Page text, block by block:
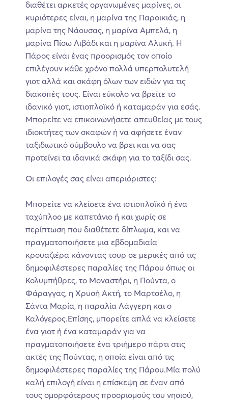
διαθέτει αρκετές οργανωμένες μαρίνες, οι
κυριότερες είναι, η μαρίνα της Παροικιάς, η
μαρίνα της Νάουσας, η μαρίνα Αμπελά, η
μαρίνα Πίσω Λιβάδι και η μαρίνα Αλυκή. Η
Πάρος είναι ένας προορισμός τον οποίο
επιλέγουν κάθε χρόνο πολλά υπερπολυτελή
γιοτ αλλά και σκάφη όλων των ειδών για τις
διακοπές τους. Είναι εύκολο να βρείτε το
ιδανικό γιοτ, ιστιοπλοϊκό ή καταμαράν για εσάς.
Μπορείτε να επικοινωνήσετε απευθείας με τους
ιδιοκτήτες των σκαφών ή να αφήσετε έναν
ταξιδιωτικό σύμβουλο να βρει και να σας
προτείνει τα ιδανικά σκάφη για το ταξίδι σας.
Οι επιλογές σας είναι απεριόριστες:
Μπορείτε να κλείσετε ένα ιστιοπλοϊκό ή ένα
ταχύπλοο με καπετάνιο ή και χωρίς σε
περίπτωση που διαθέτετε δίπλωμα, και να
πραγματοποιήσετε μια εβδομαδιαία
κρουαζιέρα κάνοντας τουρ σε μερικές από τις
δημοφιλέστερες παραλίες της Πάρου όπως οι
Κολυμπήθρες, το Μοναστήρι, η Πούντα, ο
Φάραγγας, η Χρυσή Ακτή, το Μαρτσέλο, η
Σάντα Μαρία, η παραλία Λάγγερη και ο
Καλόγερος.Επίσης, μπορείτε απλά να κλείσετε
ένα γιοτ ή ένα καταμαράν για να
πραγματοποιήσετε ένα τριήμερο πάρτι στις
ακτές της Πούντας, η οποία είναι από τις
δημοφιλέστερες παραλίες της Πάρου.Μία πολύ
καλή επιλογή είναι η επίσκεψη σε έναν από
τους ομορφότερους προορισμούς του νησιού,